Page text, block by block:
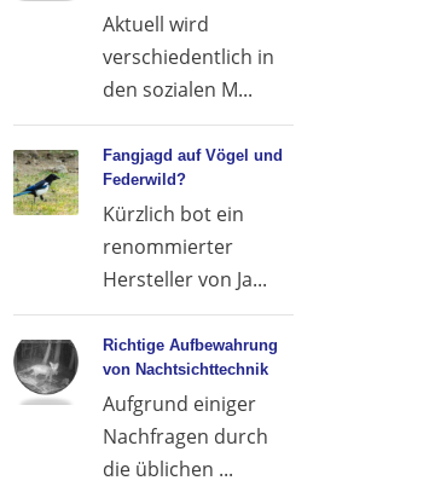
Aktuell wird
verschiedentlich in
den sozialen M...
Fangjagd auf Vögel und
Federwild?
Kürzlich bot ein
renommierter
Hersteller von Ja...
Richtige Aufbewahrung
von Nachtsichttechnik
Aufgrund einiger
Nachfragen durch
die üblichen ...